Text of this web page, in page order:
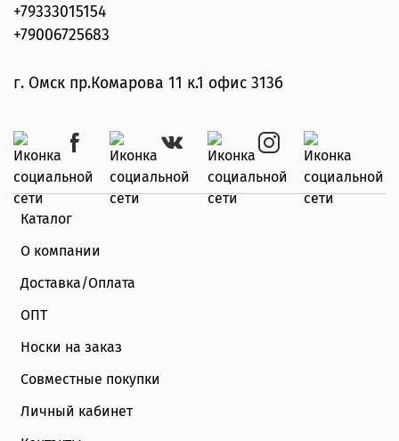
Каталог
О компании
Доставка/Оплата
ОПТ
Носки на заказ
Совместные покупки
Личный кабинет
+79333015154
+79006725683
г. Омск пр.Комарова 11 к.1 офис 313б